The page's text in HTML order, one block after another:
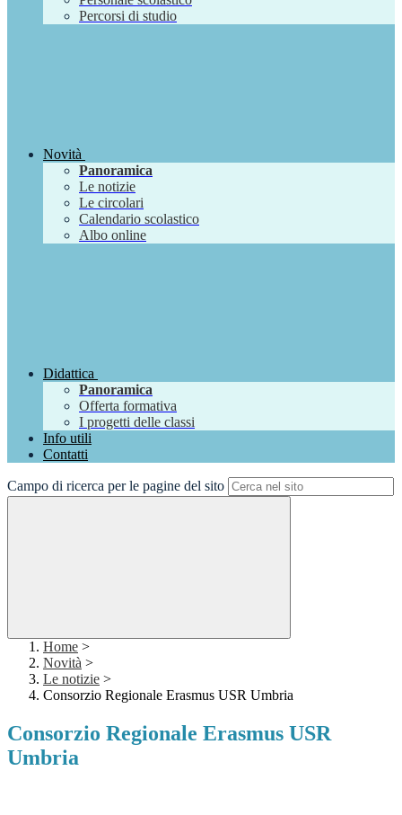
Percorsi di studio
Novità
Panoramica
Le notizie
Le circolari
Calendario scolastico
Albo online
Didattica
Panoramica
Offerta formativa
I progetti delle classi
Info utili
Contatti
Campo di ricerca per le pagine del sito
Home >
Novità >
Le notizie >
Consorzio Regionale Erasmus USR Umbria
Consorzio Regionale Erasmus USR
Umbria